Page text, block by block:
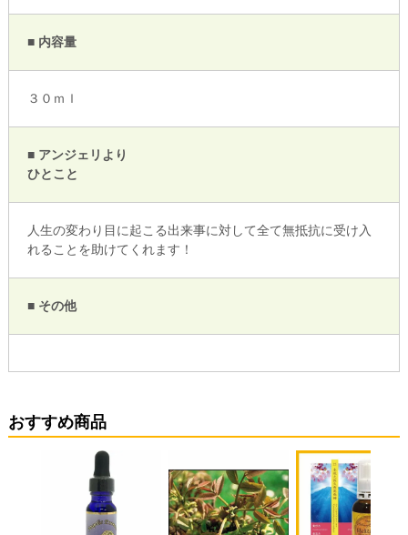
■ 内容量
３０ｍｌ
■ アンジェリより
ひとこと
人生の変わり目に起こる出来事に対して全て無抵抗に受け入
れることを助けてくれます！
■ その他
おすすめ商品